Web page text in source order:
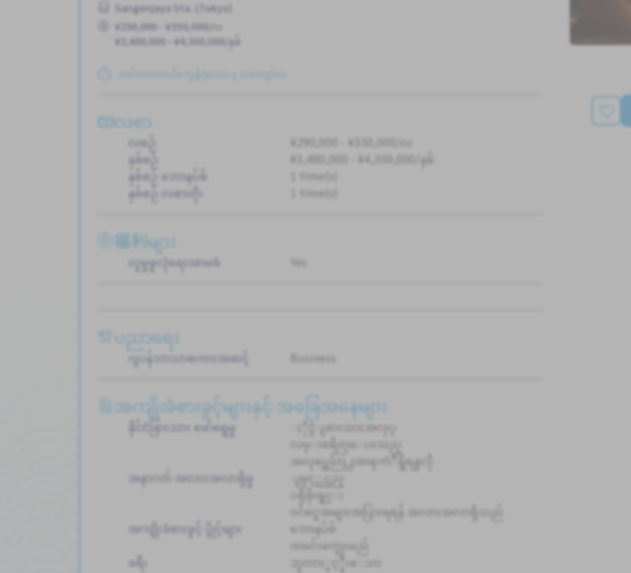
အလုပ္အေတြ႕အၾကံဳရွိရန္မလို
Sangenjaya Sta. (Tokyo)
¥290,000 - ¥350,000/လ
¥3,480,000 - ¥4,300,000/နှစ်
တင်ထားတယ်။ လွန်ခဲ့သော ၃ လကျော်က
လစာ
လစဉ်
¥290,000 - ¥350,000/လ
နှစ်စဉ်
¥3,480,000 - ¥4,300,000/နှစ်
နှစ်စဉ် ဘောနပ်စ်
1 time(s)
နှစ်စဉ် လစာတိုး
1 time(s)
福利များ
လူမှုဖူလုံရေးအာမခံ Yes
ပညာရေး
ဂျပန်ဘာသာစကားအဆင့် Business
အကျိုးခံစားခွင့်များနှင့် အခြေအနေများ
နိုင်ငံခြားသား ဖော်ရွေမှု
ႏိုင္ငံျခားသားအလုပ္
လမ္းစရိတ္ေပးသည္
အလုပ္အေတြ႕အၾကံဳရွိရန္မလို
အနာဂတ် အလားအလာရှိမှု
ျမွင့္တင္သည္
ပရိုမိုးရွင္း
ဝင်ငွေအများအပြားရရန် အလားအလာရှိသည်
အကျိုးခံစားခွင့် ပွိုင့်များ
ဘောနပ်စ်
ထမင်းကျွေးမည်
ခရီး
ဘူတာႏွင့္နီးေသာ